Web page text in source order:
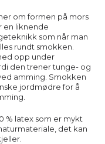
om formen på mors
en liknende
som når man
rundt smokken.
opp under
den trener tunge- og
amming. Smokken
jordmødre for å
% latex som er mykt
det kan